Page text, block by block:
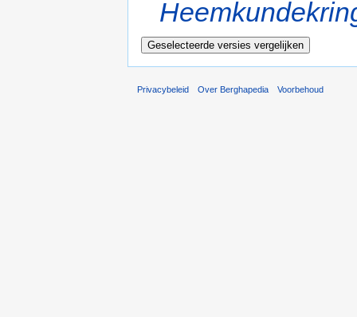
Privacybeleid Over Berghapedia Voorbehoud